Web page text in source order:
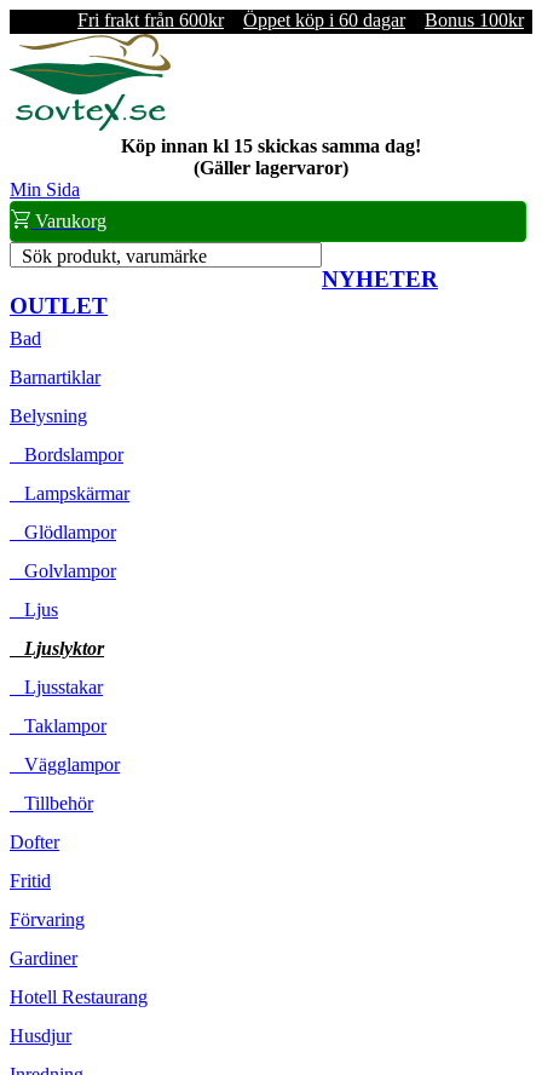
Fri frakt från 600kr Öppet köp i 60 dagar Bonus 100kr
Köp innan kl 15 skickas samma dag!
(Gäller lagervaror)
Min Sida
Varukorg
Sök produkt, varumärke
NYHETER
OUTLET
Bad
Barnartiklar
Belysning
Bordslampor
Lampskärmar
Glödlampor
Golvlampor
Ljus
Ljuslyktor
Ljusstakar
Taklampor
Vägglampor
Tillbehör
Dofter
Fritid
Förvaring
Gardiner
Hotell Restaurang
Husdjur